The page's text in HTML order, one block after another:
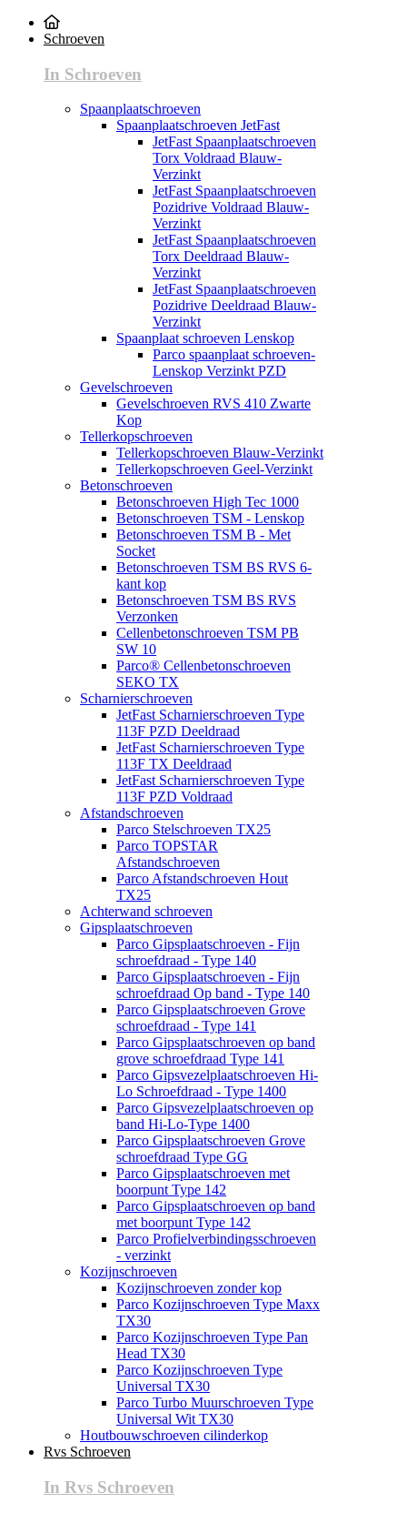
Schroeven
In Schroeven
Spaanplaatschroeven
Spaanplaatschroeven JetFast
JetFast Spaanplaatschroeven
Torx Voldraad Blauw-
Verzinkt
JetFast Spaanplaatschroeven
Pozidrive Voldraad Blauw-
Verzinkt
JetFast Spaanplaatschroeven
Torx Deeldraad Blauw-
Verzinkt
JetFast Spaanplaatschroeven
Pozidrive Deeldraad Blauw-
Verzinkt
Spaanplaat schroeven Lenskop
Parco spaanplaat schroeven-
Lenskop Verzinkt PZD
Gevelschroeven
Gevelschroeven RVS 410 Zwarte
Kop
Tellerkopschroeven
Tellerkopschroeven Blauw-Verzinkt
Tellerkopschroeven Geel-Verzinkt
Betonschroeven
Betonschroeven High Tec 1000
Betonschroeven TSM - Lenskop
Betonschroeven TSM B - Met
Socket
Betonschroeven TSM BS RVS 6-
kant kop
Betonschroeven TSM BS RVS
Verzonken
Cellenbetonschroeven TSM PB
SW 10
Parco® Cellenbetonschroeven
SEKO TX
Scharnierschroeven
JetFast Scharnierschroeven Type
113F PZD Deeldraad
JetFast Scharnierschroeven Type
113F TX Deeldraad
JetFast Scharnierschroeven Type
113F PZD Voldraad
Afstandschroeven
Parco Stelschroeven TX25
Parco TOPSTAR
Afstandschroeven
Parco Afstandschroeven Hout
TX25
Achterwand schroeven
Gipsplaatschroeven
Parco Gipsplaatschroeven - Fijn
schroefdraad - Type 140
Parco Gipsplaatschroeven - Fijn
schroefdraad Op band - Type 140
Parco Gipsplaatschroeven Grove
schroefdraad - Type 141
Parco Gipsplaatschroeven op band
grove schroefdraad Type 141
Parco Gipsvezelplaatschroeven Hi-
Lo Schroefdraad - Type 1400
Parco Gipsvezelplaatschroeven op
band Hi-Lo-Type 1400
Parco Gipsplaatschroeven Grove
schroefdraad Type GG
Parco Gipsplaatschroeven met
boorpunt Type 142
Parco Gipsplaatschroeven op band
met boorpunt Type 142
Parco Profielverbindingsschroeven
- verzinkt
Kozijnschroeven
Kozijnschroeven zonder kop
Parco Kozijnschroeven Type Maxx
TX30
Parco Kozijnschroeven Type Pan
Head TX30
Parco Kozijnschroeven Type
Universal TX30
Parco Turbo Muurschroeven Type
Universal Wit TX30
Houtbouwschroeven cilinderkop
Rvs Schroeven
In Rvs Schroeven